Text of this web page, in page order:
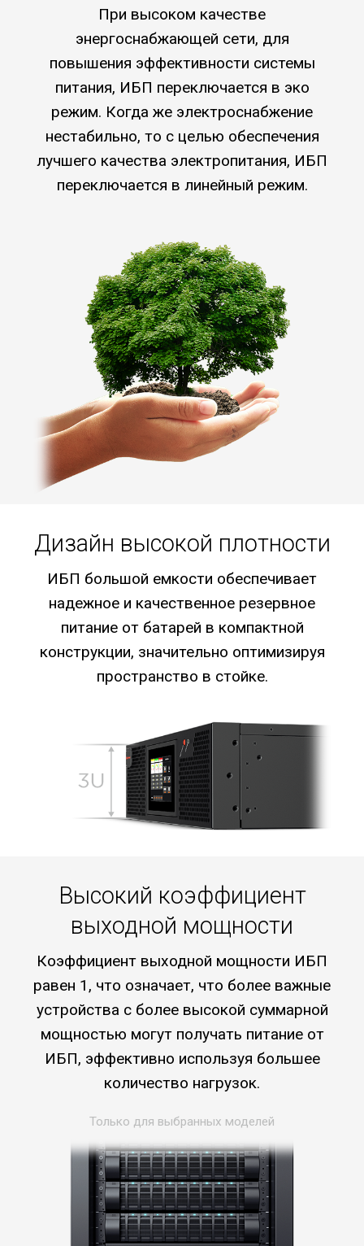
При высоком качестве
энергоснабжающей сети, для
повышения эффективности системы
питания, ИБП переключается в эко
режим. Когда же электроснабжение
нестабильно, то с целью обеспечения
лучшего качества электропитания, ИБП
переключается в линейный режим.
Дизайн высокой плотности
ИБП большой емкости обеспечивает
надежное и качественное резервное
питание от батарей в компактной
конструкции, значительно оптимизируя
пространство в стойке.
Высокий коэффициент
выходной мощности
Коэффициент выходной мощности ИБП
равен 1, что означает, что более важные
устройства с более высокой суммарной
мощностью могут получать питание от
ИБП, эффективно используя большее
количество нагрузок.
Только для выбранных моделей